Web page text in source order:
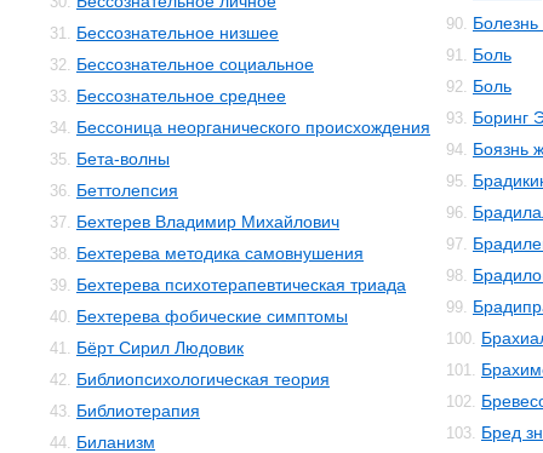
31. Бессознательное низшее
32. Бессознательное социальное
33. Бессознательное среднее
34. Бессоница неорганического происхождения
35. Бета-волны
36. Беттолепсия
37. Бехтерев Владимир Михайлович
38. Бехтерева методика самовнушения
39. Бехтерева психотерапевтическая триада
40. Бехтерева фобические симптомы
41. Бёрт Сирил Людовик
42. Библиопсихологическая теория
43. Библиотерапия
44. Биланизм
90.
91. Боль
92. Боль
93. Боринг
94. Боязнь
95.
96.
97.
98.
99.
100.
101.
102.
103. Бред